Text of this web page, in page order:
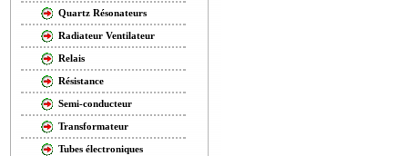
Quartz Résonateurs
Radiateur Ventilateur
Relais
Résistance
Semi-conducteur
Transformateur
Tubes électroniques